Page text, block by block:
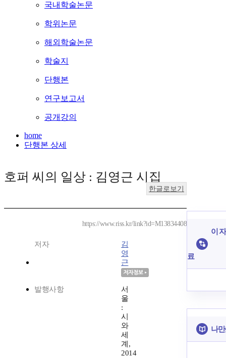
국내학술논문
학위논문
해외학술논문
학술지
단행본
연구보고서
공개강의
home
단행본 상세
호퍼 씨의 일상 : 김영근 시집
한글로보기
https://www.riss.kr/link?id=M13834408
저자
김
영
근
발행사항
서
울
:
시
와
세
계,
2014
이
료
나